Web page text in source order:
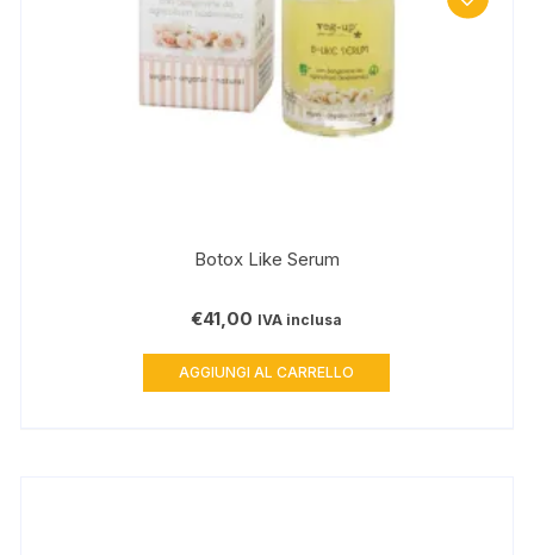
Botox Like Serum
€41,00 IVA inclusa
AGGIUNGI AL CARRELLO